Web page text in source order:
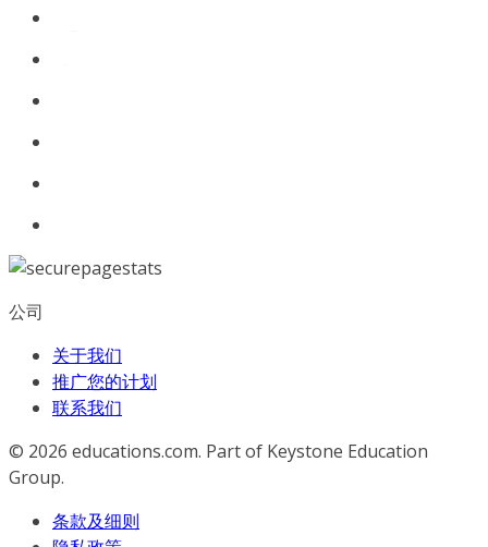
公司
关于我们
推广您的计划
联系我们
© 2026 educations.com. Part of Keystone Education
Group.
条款及细则